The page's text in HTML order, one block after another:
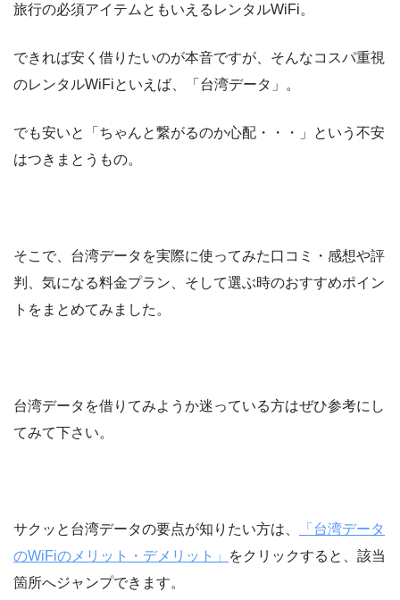
旅行の必須アイテムともいえるレンタルWiFi。
できれば安く借りたいのが本音ですが、そんなコスパ重視
のレンタルWiFiといえば、「台湾データ」。
でも安いと「ちゃんと繋がるのか心配・・・」という不安
はつきまとうもの。
そこで、台湾データを実際に使ってみた口コミ・感想や評
判、気になる料金プラン、そして選ぶ時のおすすめポイン
トをまとめてみました。
台湾データを借りてみようか迷っている方はぜひ参考にし
てみて下さい。
サクッと台湾データの要点が知りたい方は、
「台湾データ
のWiFiのメリット・デメリット」
をクリックすると、該当
箇所へジャンプできます。